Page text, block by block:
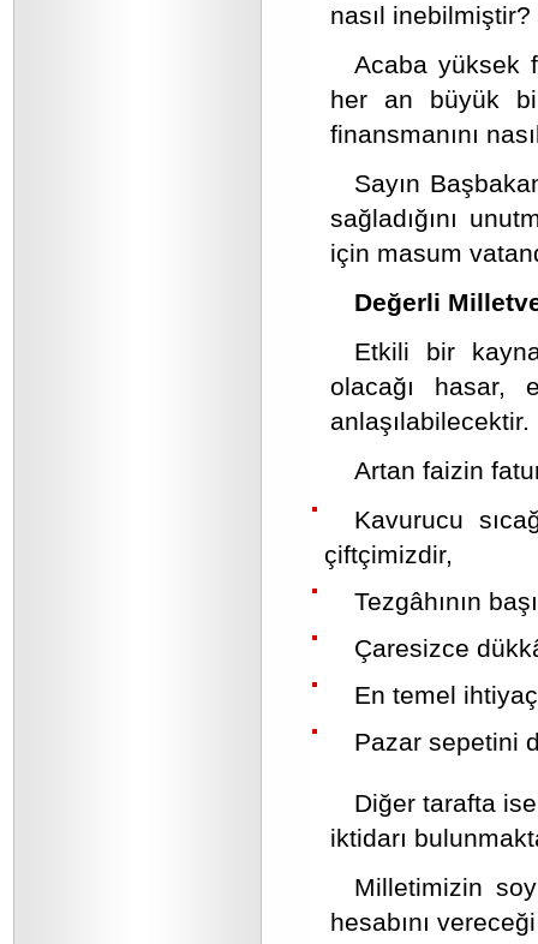
nasıl inebilmiştir?
Acaba yüksek
her an büyük
finansmanını
Sayın
sağladığını
için masum
Değerli
Etkili bir
olacağı hasar,
anlaşılabilecektir.
Artan faizin
Kavurucu
çiftçimizdir,
Tezgâhının
Çaresizce
En temel
Pazar sepetini
Diğer tarafta
iktidarı
Milletimizin
hesabını